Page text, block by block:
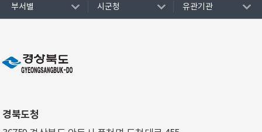
부서별 시군청 유관기관
경북도청